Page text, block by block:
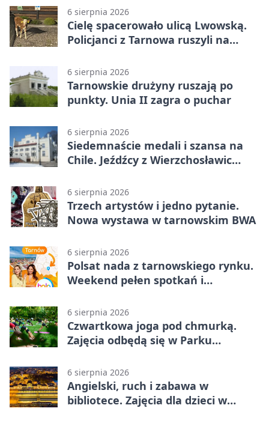
6 sierpnia 2026
Cielę spacerowało ulicą Lwowską.
Policjanci z Tarnowa ruszyli na
6 sierpnia 2026
Tarnowskie drużyny ruszają po
punkty. Unia II zagra o puchar
6 sierpnia 2026
Siedemnaście medali i szansa na
Chile. Jeźdźcy z Wierzchosławic
6 sierpnia 2026
Trzech artystów i jedno pytanie.
Nowa wystawa w tarnowskim BWA
6 sierpnia 2026
Polsat nada z tarnowskiego rynku.
Weekend pełen spotkań i
6 sierpnia 2026
Czwartkowa joga pod chmurką.
Zajęcia odbędą się w Parku
6 sierpnia 2026
Angielski, ruch i zabawa w
bibliotece. Zajęcia dla dzieci w